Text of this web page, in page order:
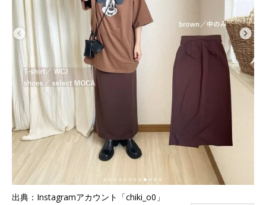
出典：Instagramアカウント「chiki_o0」